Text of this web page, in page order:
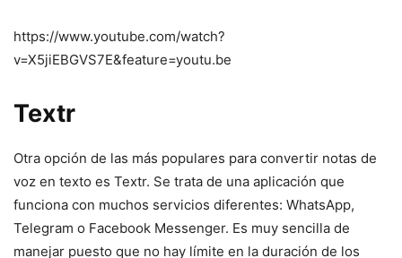
https://www.youtube.com/watch?
v=X5jiEBGVS7E&feature=youtu.be
Textr
Otra opción de las más populares para convertir notas de
voz en texto es Textr. Se trata de una aplicación que
funciona con muchos servicios diferentes: WhatsApp,
Telegram o Facebook Messenger. Es muy sencilla de
manejar puesto que no hay límite en la duración de los